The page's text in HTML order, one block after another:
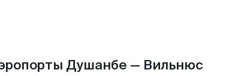
Душанбе — Вильнюс